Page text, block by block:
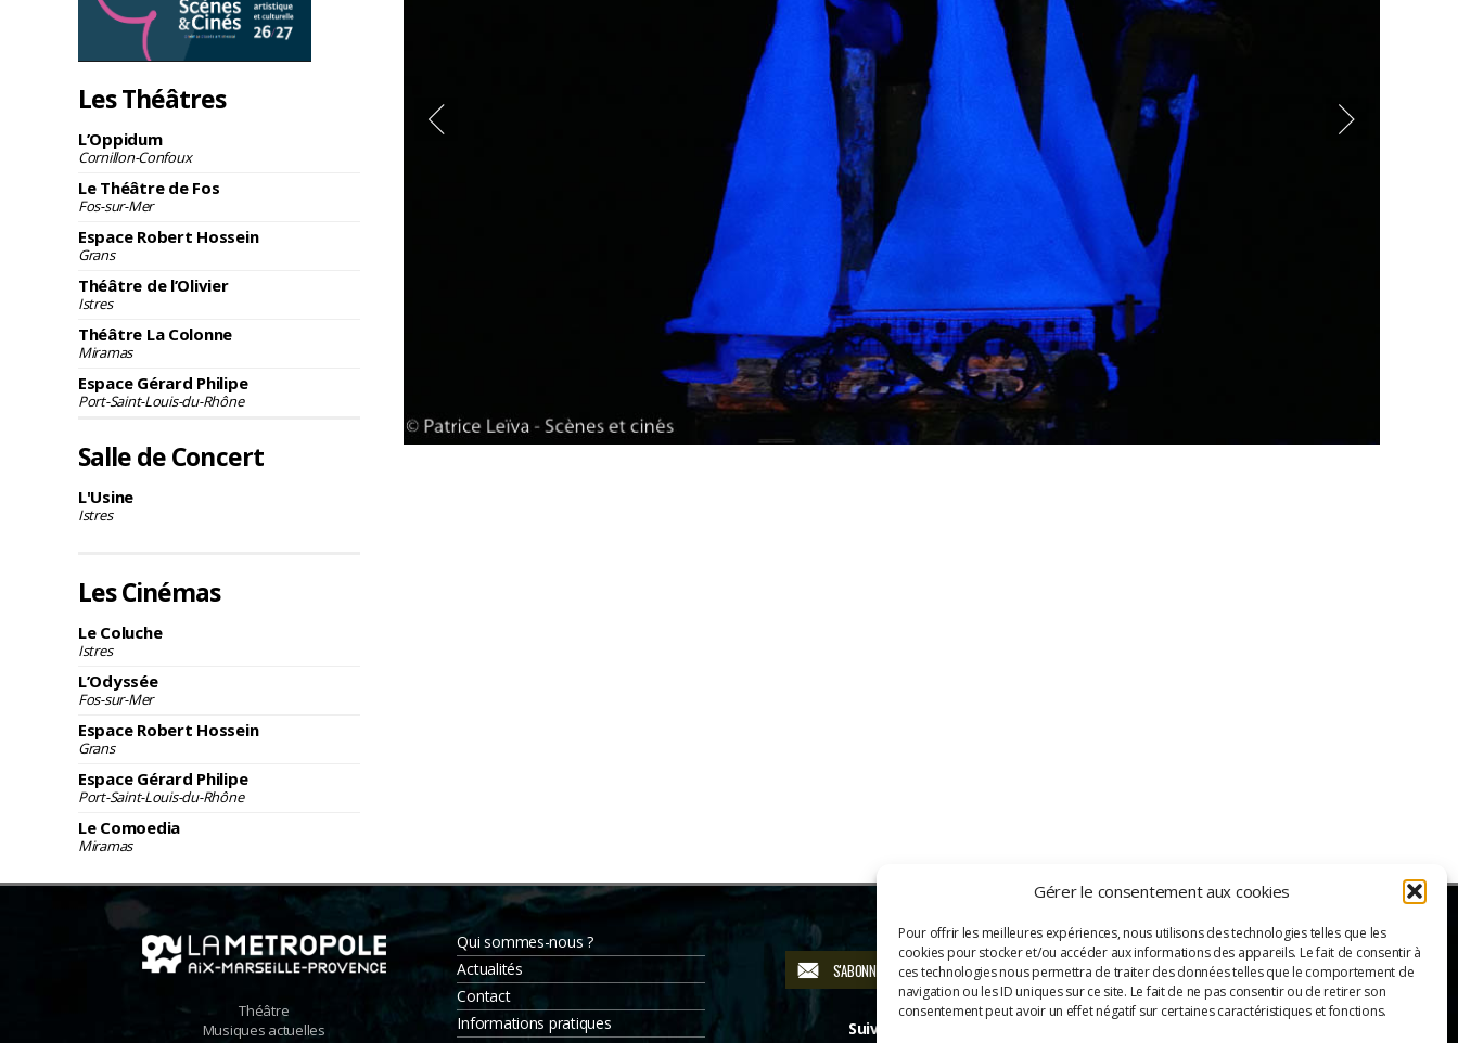
Gérer le consentement aux cookies
Pour offrir les meilleures expériences, nous utilisons des technologies telles que les
cookies pour stocker et/ou accéder aux informations des appareils. Le fait de consentir à
ces technologies nous permettra de traiter des données telles que le comportement de
navigation ou les ID uniques sur ce site. Le fait de ne pas consentir ou de retirer son
consentement peut avoir un effet négatif sur certaines caractéristiques et fonctions.
Les Théâtres
L’Oppidum
Cornillon-Confoux
Le Théâtre de Fos
Fos-sur-Mer
Espace Robert Hossein
Grans
Théâtre de l’Olivier
Istres
Théâtre La Colonne
Miramas
Espace Gérard Philipe
Port-Saint-Louis-du-Rhône
Salle de Concert
L'Usine
Istres
Les Cinémas
Le Coluche
Istres
L’Odyssée
Fos-sur-Mer
Espace Robert Hossein
Grans
Espace Gérard Philipe
Port-Saint-Louis-du-Rhône
Le Comoedia
Miramas
Théâtre
Musiques actuelles
Qui sommes-nous ?
Actualités
Contact
Informations pratiques
S'ABONNER À LA NEWSLETTER
Suivez-nous